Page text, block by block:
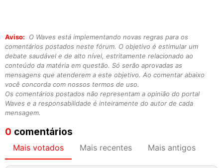
Aviso:
O Waves está implementando novas regras para os
comentários postados neste fórum. O objetivo é estimular um
debate saudável e de alto nível, estritamente relacionado ao
conteúdo da matéria em questão. Só serão aprovadas as
mensagens que atenderem a este objetivo. Ao comentar abaixo
você concorda com nossos termos de uso.
Os comentários postados não representam a opinião do portal
Waves e a responsabilidade é inteiramente do autor de cada
mensagem.
0 comentários
Mais votados Mais recentes Mais antigos